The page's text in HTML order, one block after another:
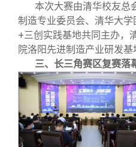
本次大赛由清华校友总
制造专业委员会、清华大
+三创实践基地共同主办，
院洛阳先进制造产业研发基
三、长三角赛区复赛落